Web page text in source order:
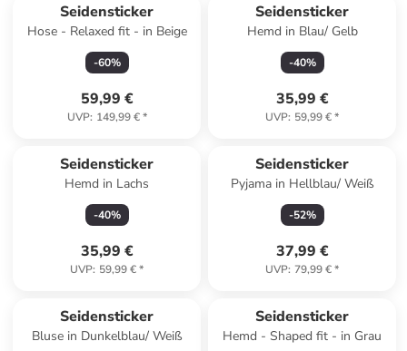
Seidensticker
Hose - Relaxed fit - in Beige
-60%
59,99 €
UVP: 149,99 €*
Seidensticker
Hemd in Blau/ Gelb
-40%
35,99 €
UVP: 59,99 €*
Seidensticker
Hemd in Lachs
-40%
35,99 €
UVP: 59,99 €*
Seidensticker
Pyjama in Hellblau/ Weiß
-52%
37,99 €
UVP: 79,99 €*
Seidensticker
Bluse in Dunkelblau/ Weiß
Seidensticker
Hemd - Shaped fit - in Grau